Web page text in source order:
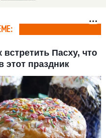
Пасху, что
этот праздник